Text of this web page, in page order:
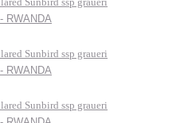
RWANDA
Sunbird ssp graueri
RWANDA
Sunbird ssp graueri